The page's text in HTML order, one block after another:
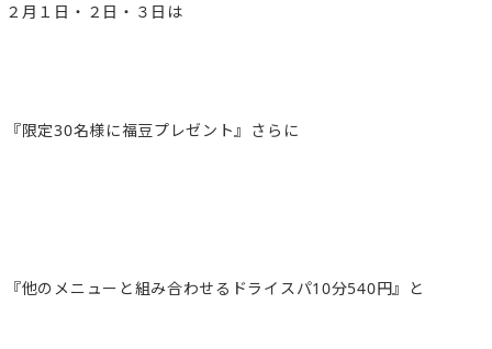
２月１日・２日・３日は
『限定30名様に福豆プレゼント』さらに
『他のメニューと組み合わせるドライスパ10分540円』と